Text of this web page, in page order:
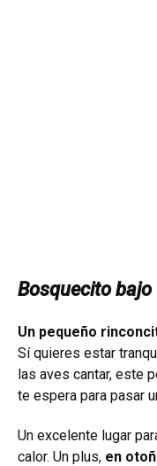
Bosquecito bajo
Un pequeño
Sí quieres estar
las aves cantar, este
te espera para pasar
Un excelente lugar
calor. Un plus, en